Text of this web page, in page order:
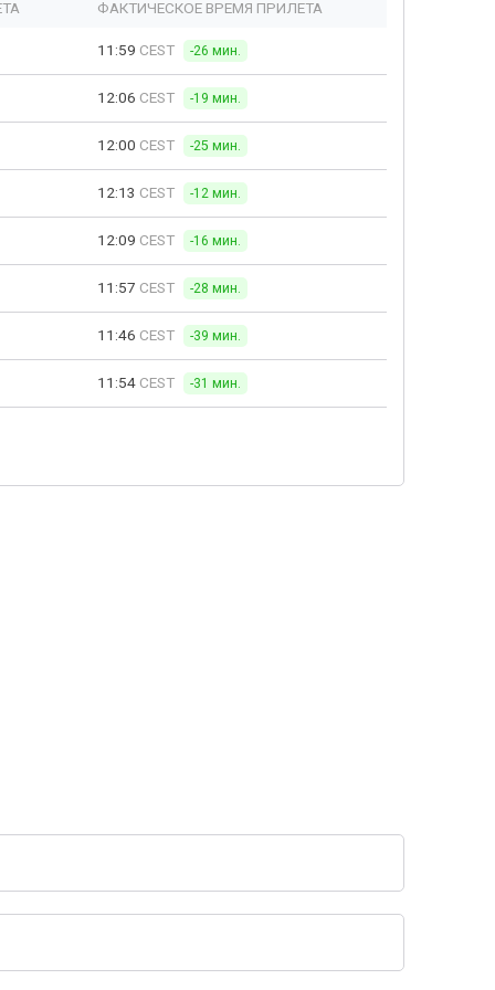
ФАКТИЧЕСКОЕ ВРЕМЯ ПРИЛЕТА
11:59 CEST -26 мин.
12:06 CEST -19 мин.
12:00 CEST -25 мин.
12:13 CEST -12 мин.
12:09 CEST -16 мин.
11:57 CEST -28 мин.
11:46 CEST -39 мин.
11:54 CEST -31 мин.